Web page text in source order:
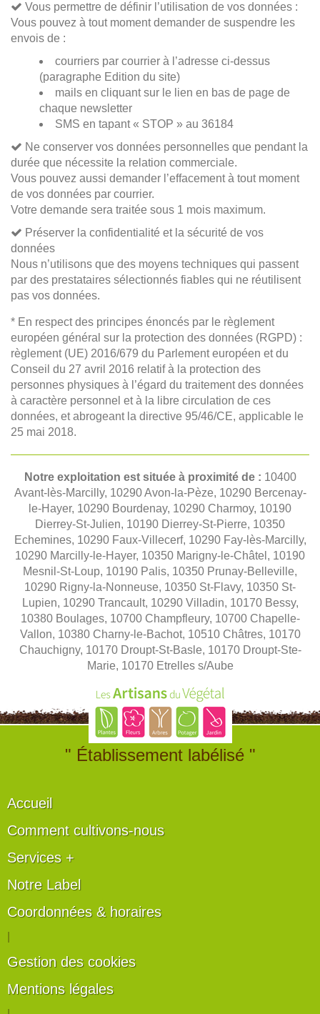
Vous permettre de définir l’utilisation de vos données :
Vous pouvez à tout moment demander de suspendre les
envois de :
courriers par courrier à l’adresse ci-dessus
(paragraphe Edition du site)
mails en cliquant sur le lien en bas de page de
chaque newsletter
SMS en tapant « STOP » au 36184
Ne conserver vos données personnelles que pendant la
durée que nécessite la relation commerciale.
Vous pouvez aussi demander l’effacement à tout moment
de vos données par courrier.
Votre demande sera traitée sous 1 mois maximum.
Préserver la confidentialité et la sécurité de vos
données
Nous n’utilisons que des moyens techniques qui passent
par des prestataires sélectionnés fiables qui ne réutilisent
pas vos données.
* En respect des principes énoncés par le règlement
européen général sur la protection des données (RGPD) :
règlement (UE) 2016/679 du Parlement européen et du
Conseil du 27 avril 2016 relatif à la protection des
personnes physiques à l’égard du traitement des données
à caractère personnel et à la libre circulation de ces
données, et abrogeant la directive 95/46/CE, applicable le
25 mai 2018.
Notre exploitation est située à proximité de : 10400
Avant-lès-Marcilly, 10290 Avon-la-Pèze, 10290 Bercenay-
le-Hayer, 10290 Bourdenay, 10290 Charmoy, 10190
Dierrey-St-Julien, 10190 Dierrey-St-Pierre, 10350
Echemines, 10290 Faux-Villecerf, 10290 Fay-lès-Marcilly,
10290 Marcilly-le-Hayer, 10350 Marigny-le-Châtel, 10190
Mesnil-St-Loup, 10190 Palis, 10350 Prunay-Belleville,
10290 Rigny-la-Nonneuse, 10350 St-Flavy, 10350 St-
Lupien, 10290 Trancault, 10290 Villadin, 10170 Bessy,
10380 Boulages, 10700 Champfleury, 10700 Chapelle-
Vallon, 10380 Charny-le-Bachot, 10510 Châtres, 10170
Chauchigny, 10170 Droupt-St-Basle, 10170 Droupt-Ste-
Marie, 10170 Etrelles s/Aube
" Établissement labélisé "
Accueil
Comment cultivons-nous
Services +
Notre Label
Coordonnées & horaires
Gestion des cookies
Mentions légales